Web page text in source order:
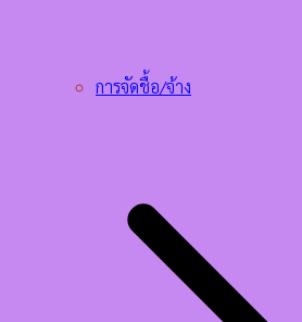
การจัดชื้อ/จ้าง